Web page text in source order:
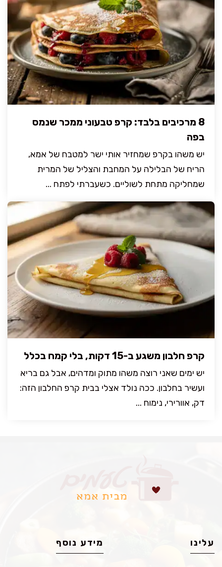
8 מרכיבים בלבד: קרפ טבעוני ממכר שנמס
בפה
יש משהו בקרפ שמחזיר אותי ישר למטבח של אמא,
הריח של הבלילה על המחבת והצליל של המרית
שמחליקה מתחת לשוליים. כשעברתי לפתח ...
קרפ חלבון משגע ב-15 דקות, בלי קמח בכלל
יש ימים שאני רוצה משהו מתוק ומדהים, אבל גם בריא
ועשיר בחלבון. ככה נולד אצלי בבית קרפ החלבון הזה:
דק, אוורירי, נימוח ...
עלינו מידע נוסף